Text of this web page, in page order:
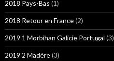
2018 Pays-Bas (1)
2018 Retour en France(2)
2019 1 Morbihan Galicie Portugal (3)
2019 2 Madère(3)